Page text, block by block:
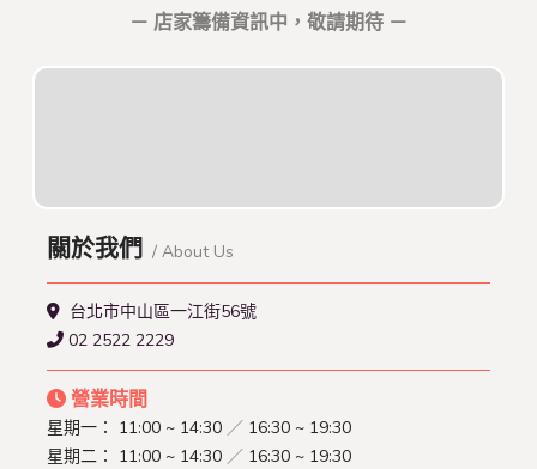
－ 店家籌備資訊中，敬請期待 －
關於我們 / About Us
台北市中山區一江街56號
02 2522 2229
營業時間
星期一： 11:00 ~ 14:30 ／ 16:30 ~ 19:30
星期二： 11:00 ~ 14:30 ／ 16:30 ~ 19:30